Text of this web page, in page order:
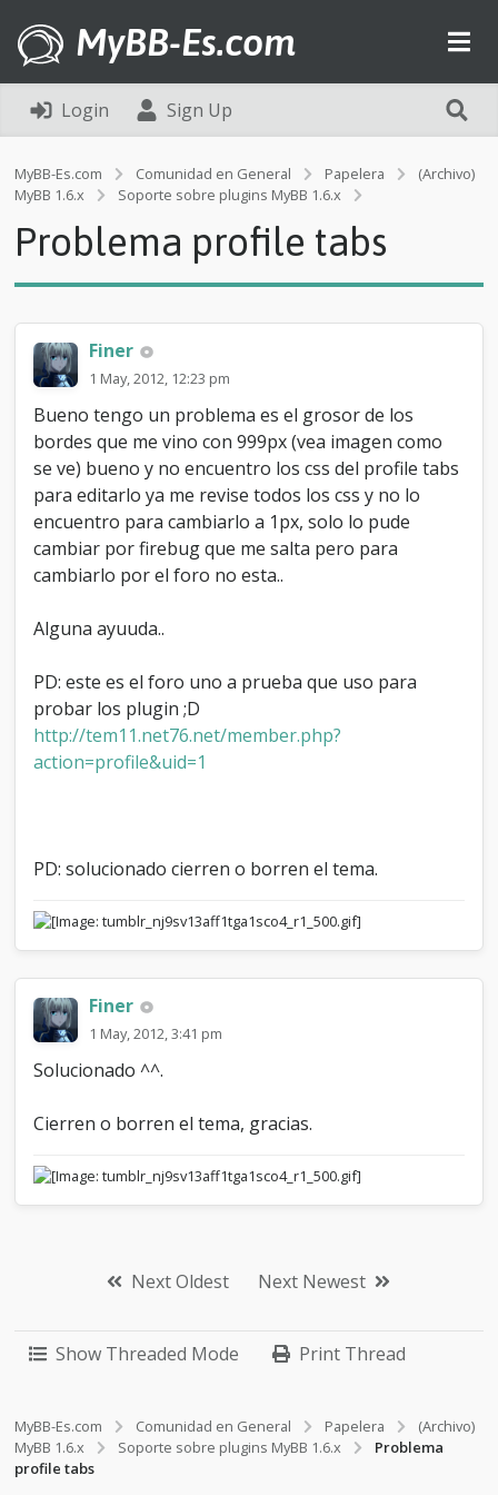
MyBB-Es.com
Login Sign Up
MyBB-Es.com Comunidad en General Papelera
(Archivo)
MyBB 1.6.x
Soporte sobre plugins MyBB 1.6.x
o
b
l
m
o
f
i
l
e
a
b
Problema profile tabs
Finer
1 May, 2012, 12:23 pm
Bueno tengo un problema es el grosor de los
bordes que me vino con 999px (vea imagen como
se ve) bueno y no encuentro los css del profile tabs
para editarlo ya me revise todos los css y no lo
encuentro para cambiarlo a 1px, solo lo pude
cambiar por firebug que me salta pero para
cambiarlo por el foro no esta..
Alguna ayuuda..
PD: este es el foro uno a prueba que uso para
probar los plugin ;D
http://tem11.net76.net/member.php?
action=profile&uid=1
PD: solucionado cierren o borren el tema.
Finer
1 May, 2012, 3:41 pm
Solucionado ^^.
Cierren o borren el tema, gracias.
Next Oldest Next Newest
Show Threaded Mode Print Thread
MyBB-Es.com Comunidad en General Papelera
(Archivo)
MyBB 1.6.x
Soporte sobre plugins MyBB 1.6.x
Problema
profile tabs